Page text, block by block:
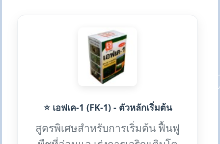
⭐ เอฟเค-1 (FK-1) - ตัวหลักเริ่มต้น
สูตรพิเศษสำหรับการเริ่มต้น ฟื้นฟู